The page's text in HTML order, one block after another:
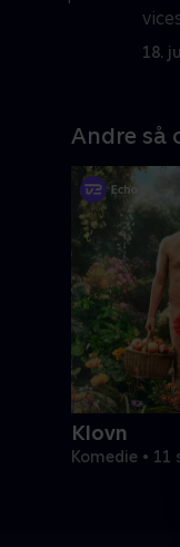
op i
18.
Andre så
Klovn
Komedie •